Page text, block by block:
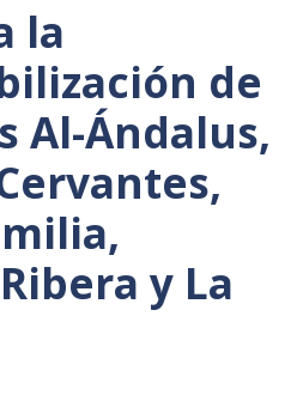
la
de
Al-Ándalus,
y La